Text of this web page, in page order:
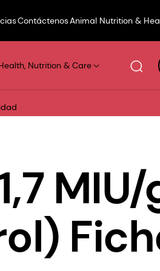
ContáctenosAnimal Nutrition &
Nutrition & Care
MIU/